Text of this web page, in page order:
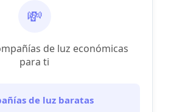
💸
de luz económicas
para ti
de luz baratas